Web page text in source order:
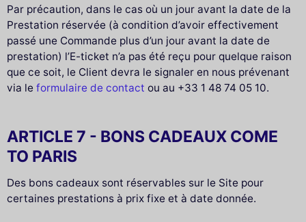
Par précaution, dans le cas où un jour avant la date de la
Prestation réservée (à condition d’avoir effectivement
passé une Commande plus d’un jour avant la date de
prestation) l’E-ticket n’a pas été reçu pour quelque raison
que ce soit, le Client devra le signaler en nous prévenant
via le formulaire de contact ou au +33 1 48 74 05 10.
ARTICLE 7 - BONS CADEAUX COME
TO PARIS
Des bons cadeaux sont réservables sur le Site pour
certaines prestations à prix fixe et à date donnée.